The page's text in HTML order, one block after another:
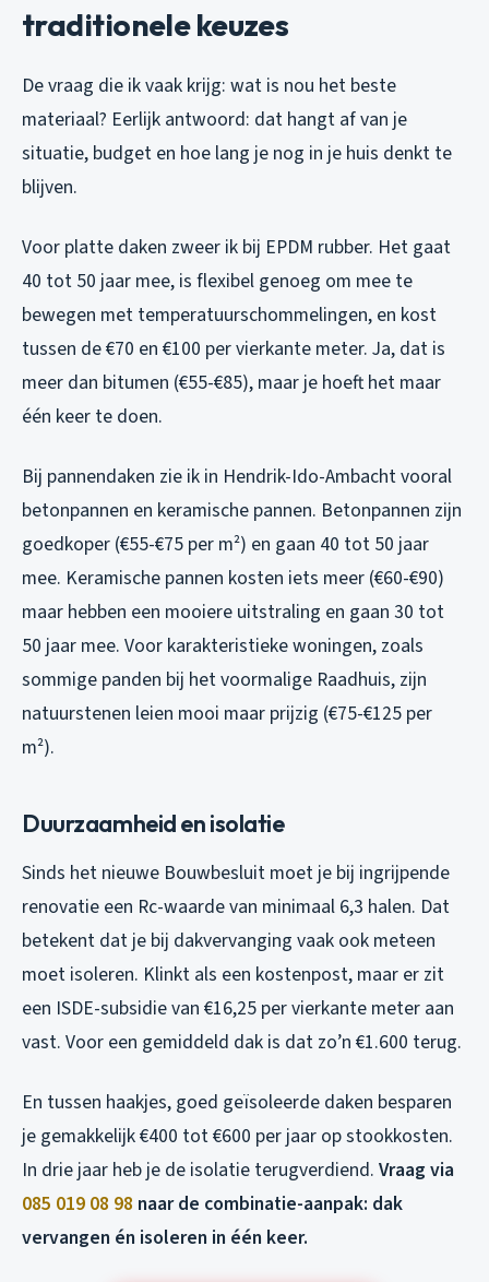
traditionele keuzes
De vraag die ik vaak krijg: wat is nou het beste
materiaal? Eerlijk antwoord: dat hangt af van je
situatie, budget en hoe lang je nog in je huis denkt te
blijven.
Voor platte daken zweer ik bij EPDM rubber. Het gaat
40 tot 50 jaar mee, is flexibel genoeg om mee te
bewegen met temperatuurschommelingen, en kost
tussen de €70 en €100 per vierkante meter. Ja, dat is
meer dan bitumen (€55-€85), maar je hoeft het maar
één keer te doen.
Bij pannendaken zie ik in Hendrik-Ido-Ambacht vooral
betonpannen en keramische pannen. Betonpannen zijn
goedkoper (€55-€75 per m²) en gaan 40 tot 50 jaar
mee. Keramische pannen kosten iets meer (€60-€90)
maar hebben een mooiere uitstraling en gaan 30 tot
50 jaar mee. Voor karakteristieke woningen, zoals
sommige panden bij het voormalige Raadhuis, zijn
natuurstenen leien mooi maar prijzig (€75-€125 per
m²).
Duurzaamheid en isolatie
Sinds het nieuwe Bouwbesluit moet je bij ingrijpende
renovatie een Rc-waarde van minimaal 6,3 halen. Dat
betekent dat je bij dakvervanging vaak ook meteen
moet isoleren. Klinkt als een kostenpost, maar er zit
een ISDE-subsidie van €16,25 per vierkante meter aan
vast. Voor een gemiddeld dak is dat zo’n €1.600 terug.
En tussen haakjes, goed geïsoleerde daken besparen
je gemakkelijk €400 tot €600 per jaar op stookkosten.
In drie jaar heb je de isolatie terugverdiend. Vraag via
085 019 08 98 naar de combinatie-aanpak: dak
vervangen én isoleren in één keer.